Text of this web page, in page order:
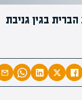
בגין גניבת